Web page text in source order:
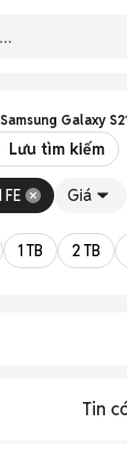
Samsung Galaxy
Lưu tìm kiếm
Giá
1 TB 2 TB
Tin